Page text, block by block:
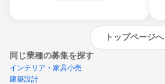
トップページへ
同じ業種の募集を探す
インテリア・家具小売
建築設計